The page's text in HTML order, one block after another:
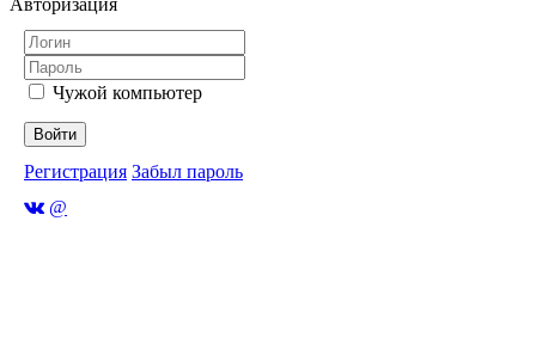
Чужой компьютер
Войти
Регистрация Забыл пароль
@